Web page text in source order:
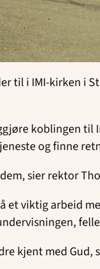
til i IMI-kirken i
koblingen til
og finne
sier rektor
et viktig arbeid
kjent med Gud,